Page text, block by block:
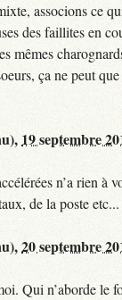
associons ce
des faillites en
mêmes
ça ne peut
19 septembre
n’a rien à
de la poste etc...
20 septembre
Qui n’aborde le